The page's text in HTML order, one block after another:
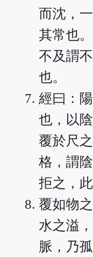
而沈，
其常也
不及謂
也。
經曰：
也，以
覆於尺
格，謂
拒之，
覆如物
水之溢
脈，乃